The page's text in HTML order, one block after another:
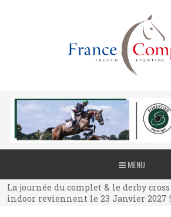
MENU
La journée du complet & le derby cross
indoor reviennent le 23 Janvier 2027 !
La journée du complet & le derby cross
indoor reviennent le 23 Janvier 2027 !